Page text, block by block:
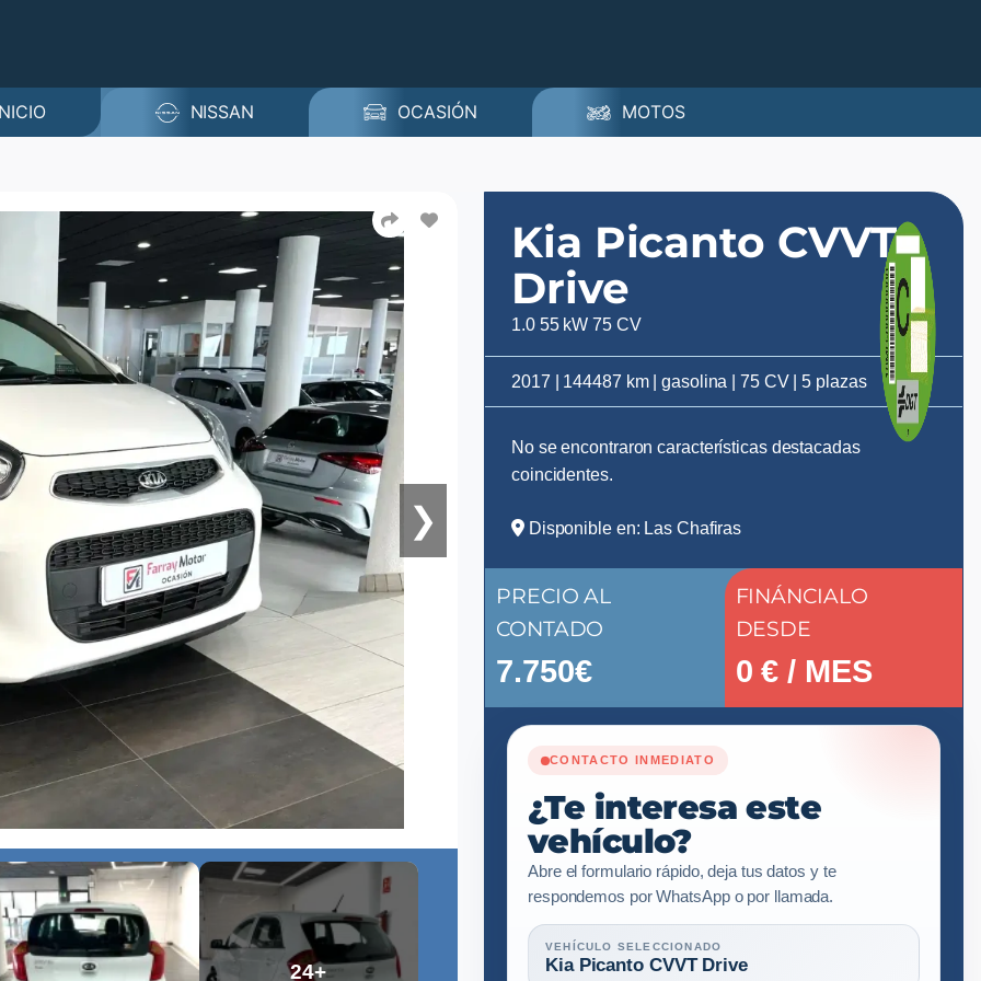
NISSAN OCASIÓN MOTOS
❯
24+
Kia Picanto CVVT
Drive
1.0 55 kW 75 CV
2017 | 144487 km | gasolina | 75 CV | 5 plazas
No se encontraron características destacadas
coincidentes.
Disponible en: Las Chafiras
PRECIO AL
CONTADO
7.750€
FINÁNCIALO
DESDE
0 € / MES
CONTACTO INMEDIATO
¿Te interesa este
vehículo?
Abre el formulario rápido, deja tus datos y te
respondemos por WhatsApp o por llamada.
VEHÍCULO SELECCIONADO
Kia Picanto CVVT Drive